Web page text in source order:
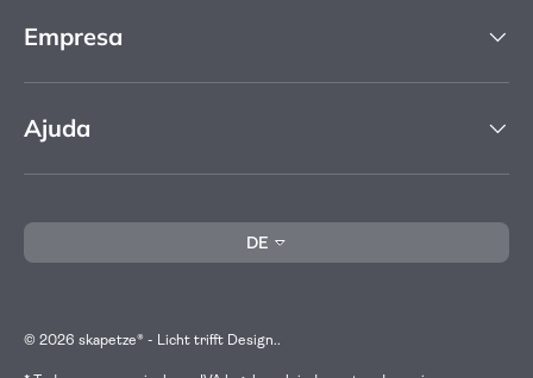
Empresa
Ajuda
Idioma DE
© 2026 skapetze® - Licht trifft Design..